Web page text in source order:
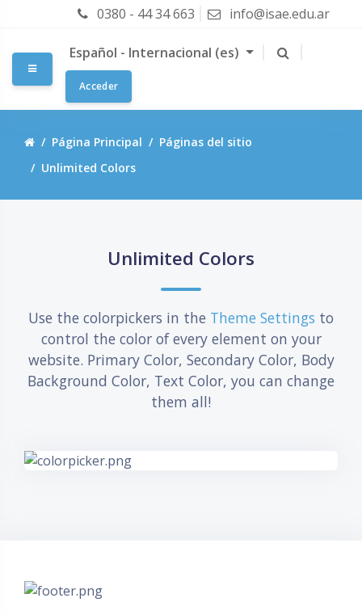
Salta al contenido principal
0380 - 44 34 663 info@isae.edu.ar
Panel lateral
Español - Internacional ‎(es)‎
Acceder
Página Principal
Páginas del sitio
Unlimited Colors
Salta Unlimited ColorsUnlimited Colors
Use the colorpickers in the Theme Settings to
control the color of every element on your
website. Primary Color, Secondary Color, Body
Background Color, Text Color, you can change
them all!